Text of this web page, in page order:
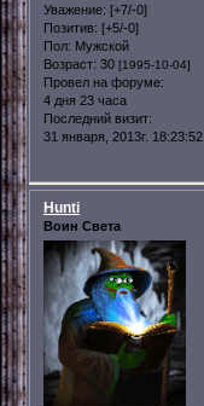
Уважение: [+7/-0]
Позитив: [+5/-0]
Пол: Мужской
Возраст: 30 [1995-10-04]
Провел на форуме:
4 дня 23 часа
Последний визит:
31 января, 2013г. 18:23:52
Hunti
Воин Света